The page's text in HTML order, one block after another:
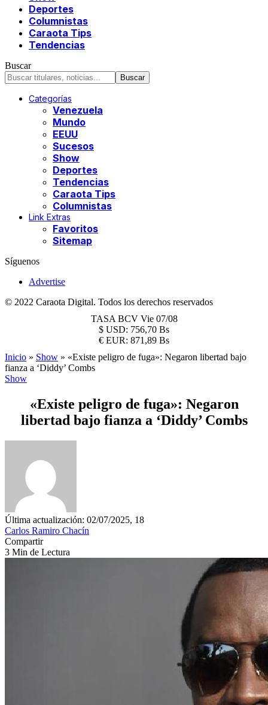
Deportes
Columnistas
Caraota Tips
Tendencias
Buscar
Categorías
Venezuela
Mundo
EEUU
Sucesos
Show
Deportes
Tendencias
Caraota Tips
Columnistas
Link Extras
Favoritos
Sitemap
Síguenos
Advertise
© 2022 Caraota Digital. Todos los derechos reservados
TASA BCV Vie 07/08
$ USD: 756,70 Bs
€ EUR: 871,89 Bs
Inicio » Show » «Existe peligro de fuga»: Negaron libertad bajo
fianza a ‘Diddy’ Combs
Show
«Existe peligro de fuga»: Negaron
libertad bajo fianza a ‘Diddy’ Combs
Última actualización: 02/07/2025, 18
Carlos Ramiro Chacín
Compartir
3 Min de Lectura